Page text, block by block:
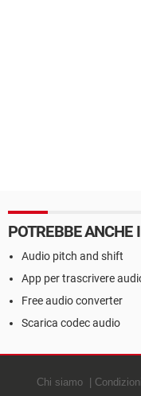
POTREBBE ANCHE
Audio pitch and shift
App per trascrivere
Free audio converter
Scarica codec audio
Chi siamo